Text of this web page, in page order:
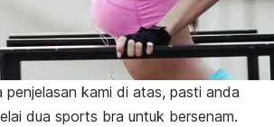
penjelasan kami di atas, pasti anda
dua sports bra untuk bersenam.